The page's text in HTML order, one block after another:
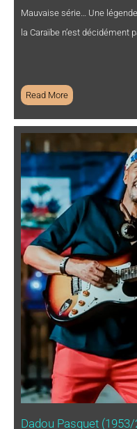
Mauvaise série… Une
la Caraïbe n’est décidément
Read More
Dadou Pasquet